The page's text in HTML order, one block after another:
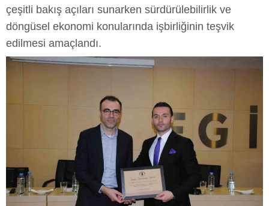
çeşitli bakış açıları sunarken sürdürülebilirlik ve
döngüsel ekonomi konularında işbirliğinin teşvik
edilmesi amaçlandı.